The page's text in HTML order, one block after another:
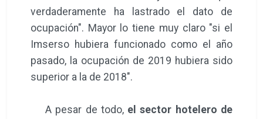
verdaderamente ha lastrado el dato de
ocupación". Mayor lo tiene muy claro "si el
Imserso hubiera funcionado como el año
pasado, la ocupación de 2019 hubiera sido
superior a la de 2018".
A pesar de todo,el sector hotelero de